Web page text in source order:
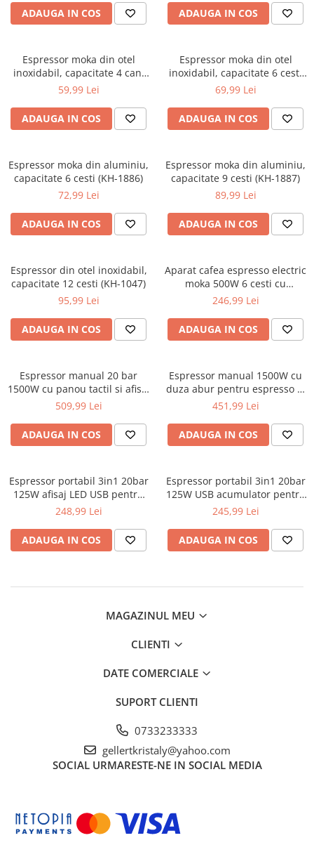
Polizoare
De banc
Unghiulare/drepte
PPR lipire taiere
Prelungitoare curent
auto
Stabilizatoare curent AVR
Sudura / taiere
Aparat taiat cu plasma
Aparate sudura
Masca de sudura
Sursa lumina
UPS Sursa curent
Scule Atelier Auto
Accesorii / consumabile atelier
auto
Ambreiaj
vulcanizare
Aparat sablat curatat
Chei
Chei auto speciale
Extractoare / Prese
ADAUGA IN COS ADAUGA IN COS
Espressor moka din otel
inoxidabil, capacitate 4 cani
(KH-1044)
59,99 Lei
ADAUGA IN COS
Espressor moka din otel
inoxidabil, capacitate 6 cesti
(KH-1045)
69,99 Lei
ADAUGA IN COS
Espressor moka din aluminiu,
capacitate 6 cesti (KH-1886)
72,99 Lei
ADAUGA IN COS
Espressor moka din aluminiu,
capacitate 9 cesti (KH-1887)
89,99 Lei
ADAUGA IN COS
Espressor din otel inoxidabil,
capacitate 12 cesti (KH-1047)
95,99 Lei
ADAUGA IN COS
Aparat cafea espresso electric
moka 500W 6 cesti cu
incalzire integrata (KB-7998)
246,99 Lei
ADAUGA IN COS
Espressor manual 20 bar
1500W cu panou tactil si afisaj
LED pentru espresso
509,99 Lei
ADAUGA IN COS
Espressor manual 1500W cu
duza abur pentru espresso si
cappuccino rezervor detasabil
(KD4289)
451,99 Lei
ADAUGA IN COS
Espressor portabil 3in1 20bar
125W afisaj LED USB pentru
cafea macinata si capsule
248,99 Lei
ADAUGA IN COS
Espressor portabil 3in1 20bar
125W USB acumulator pentru
cafea macinata capsule
(KD4284)
245,99 Lei
ADAUGA IN COS
MAGAZINUL MEU
CLIENTI
DATE COMERCIALE
SUPORT CLIENTI
0733233333
gellertkristaly@yahoo.com
SOCIAL URMARESTE-NE IN SOCIAL MEDIA